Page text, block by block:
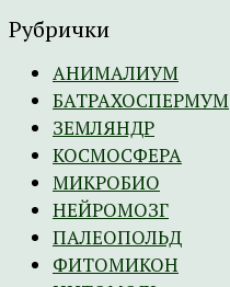
Рубрички
АНИМАЛИУМ
БАТРАХОСПЕРМУМ
ЗЕМЛЯНДР
КОСМОСФЕРА
МИКРОБИО
НЕЙРОМОЗГ
ПАЛЕОПОЛЬД
ФИТОМИКОН